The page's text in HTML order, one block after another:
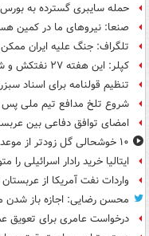
حمله سایبری گسترده به بورس
صنعا: نیروهای ما در کمین‌
تلگراف: جنگ علیه ایران
کپلر: این هفته ۲۷ نفتکش و شناور از تنگه هرمز عبور کردند
تنظیم قولنامه برای اسناد
شروع تلخ مدافع تیم ملی پس
امضای توافق دفاعی بین
۱۰ خوشحالی گل زودتر از موعد
ایتالیا خرید رادار اسرائیلی را
واردات نفت آمریکا از
محسن رضایی: اجازه باز شدن
درخواست عامری برای تعویق